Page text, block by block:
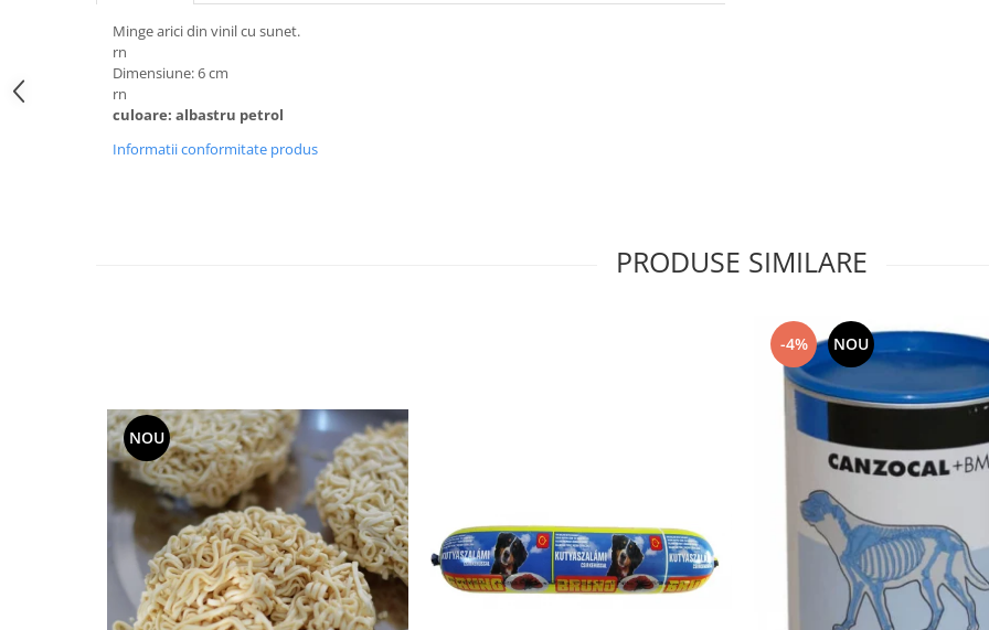
Accesorii Acasă și Mobilier
Botnițe
Dresaj & Sport
Minge arici din vinil cu sunet.
rn
Dimensiune: 6 cm
rn
culoare: albastru petrol
Informatii conformitate produs
PRODUSE SIMILARE
NOU
-4% NOU